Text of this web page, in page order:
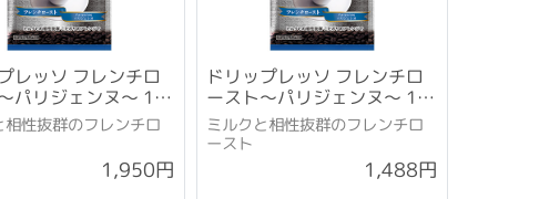
レッソ フレンチロ
パリジェンヌ～ 10
相性抜群のフレンチロ
1,950円
ドリップレッソ フレンチロ
ースト～パリジェンヌ～ 12
袋
ミルクと相性抜群のフレンチロ
ースト
1,488円